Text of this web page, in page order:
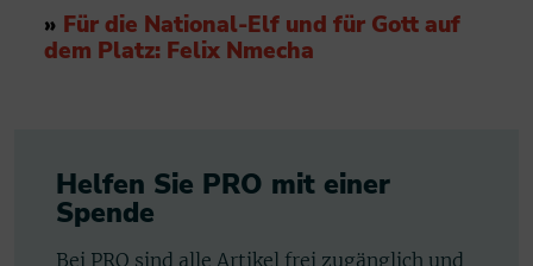
» Für die National-Elf und für Gott auf
dem Platz: Felix Nmecha
Helfen Sie PRO mit einer
Spende
Bei PRO sind alle Artikel frei zugänglich und